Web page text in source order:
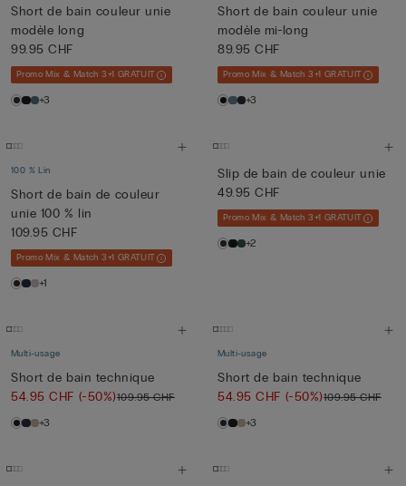
Short de bain couleur unie
modèle long
99.95 CHF
Promo Mix & Match 3+1 GRATUIT
+3
Short de bain couleur unie
modèle mi-long
89.95 CHF
Promo Mix & Match 3+1 GRATUIT
+3
100 % Lin
Short de bain de couleur
unie 100 % lin
109.95 CHF
Promo Mix & Match 3+1 GRATUIT
+1
Slip de bain de couleur unie
49.95 CHF
Promo Mix & Match 3+1 GRATUIT
+2
Multi-usage
Short de bain technique
54.95 CHF (-50%)109.95 CHF
+3
Multi-usage
Short de bain technique
54.95 CHF (-50%)109.95 CHF
+3